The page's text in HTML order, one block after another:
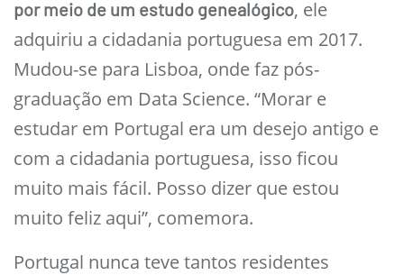
por meio de um estudo genealógico, ele
adquiriu a cidadania portuguesa em 2017.
Mudou-se para Lisboa, onde faz pós-
graduação em Data Science. “Morar e
estudar em Portugal era um desejo antigo e
com a cidadania portuguesa, isso ficou
muito mais fácil. Posso dizer que estou
muito feliz aqui”, comemora.
Portugal nunca teve tantos residentes